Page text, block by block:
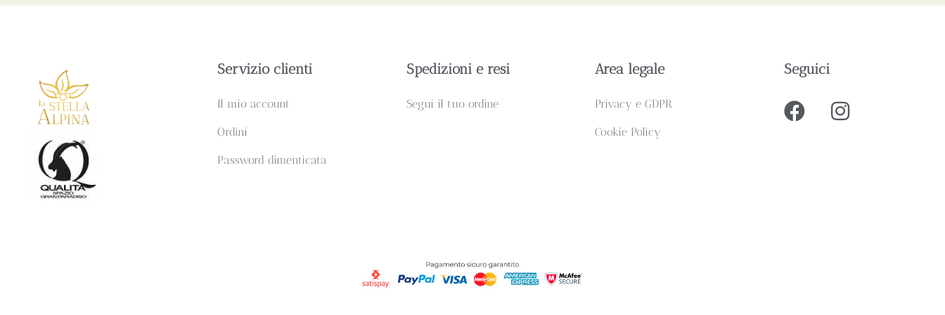
Servizio clienti
Il mio account
Ordini
Password dimenticata
Spedizioni e resi
Segui il tuo ordine
Area legale
Privacy e GDPR
Cookie Policy
Seguici